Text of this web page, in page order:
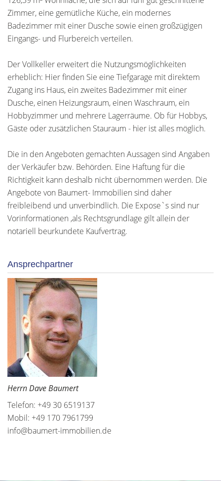
Zimmer, eine gemütliche Küche, ein modernes
Badezimmer mit einer Dusche sowie einen großzügigen
Eingangs- und Flurbereich verteilen.
Der Vollkeller erweitert die Nutzungsmöglichkeiten
erheblich: Hier finden Sie eine Tiefgarage mit direktem
Zugang ins Haus, ein zweites Badezimmer mit einer
Dusche, einen Heizungsraum, einen Waschraum, ein
Hobbyzimmer und mehrere Lagerräume. Ob für Hobbys,
Gäste oder zusätzlichen Stauraum - hier ist alles möglich.
Die in den Angeboten gemachten Aussagen sind Angaben
der Verkäufer bzw. Behörden. Eine Haftung für die
Richtigkeit kann deshalb nicht übernommen werden. Die
Angebote von Baumert- Immobilien sind daher
freibleibend und unverbindlich. Die Expose`s sind nur
Vorinformationen ,als Rechtsgrundlage gilt allein der
notariell beurkundete Kaufvertrag.
Ansprechpartner
Herrn Dave Baumert
Telefon: +49 30 6519137
Mobil: +49 170 7961799
info@baumert-immobilien.de